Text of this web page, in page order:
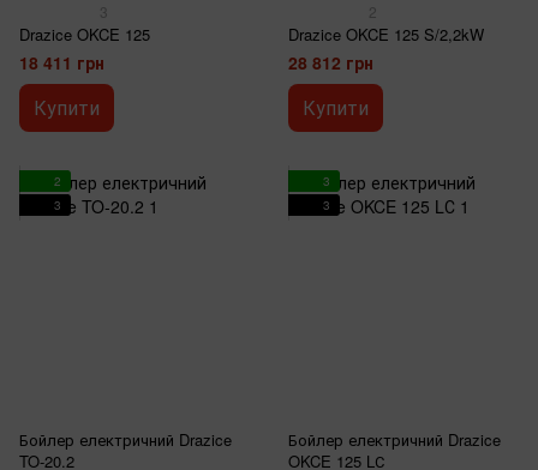
3
Drazice OKCE 125
18 411 грн
Купити
2
Drazice OKCE 125 S/2,2kW
28 812 грн
Купити
2
3
Бойлер електричний Drazice
TO-20.2
3
3
Бойлер електричний Drazice
OKCE 125 LС